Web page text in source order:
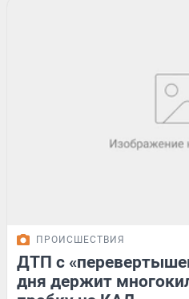
ПРОИСШЕСТВИЯ
ДТП с
дня держит